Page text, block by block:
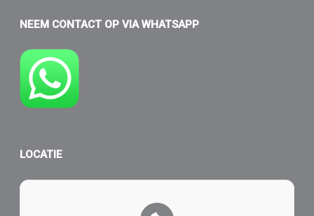
NEEM CONTACT OP VIA WHATSAPP
LOCATIE